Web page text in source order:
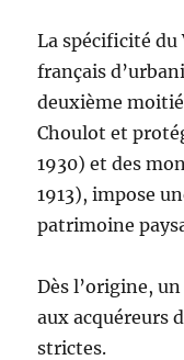
La spécificité
français
deuxième
Choulot et
1930) et des
1913), impose
patrimoine
Dès l’origine,
aux acquéreurs
strictes.